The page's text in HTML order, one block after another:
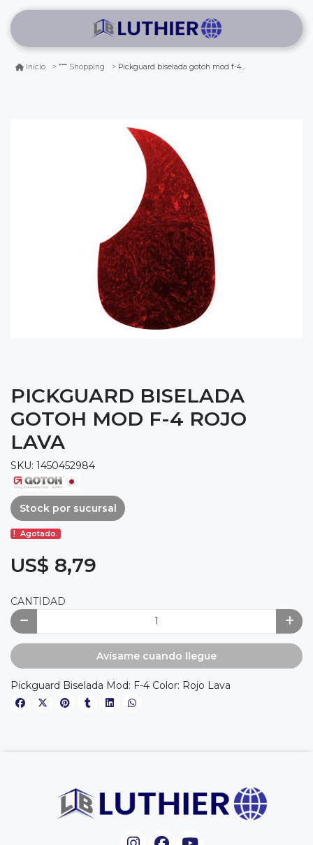
Inicio Shopping Pickguard biselada gotoh mod f-4 rojo lava
PICKGUARD BISELADA
GOTOH MOD F-4 ROJO
LAVA
SKU: 1450452984
Stock por sucursal
Agotado.
US$ 8,79
CANTIDAD
Avísame cuando llegue
Pickguard Biselada Mod: F-4 Color: Rojo Lava